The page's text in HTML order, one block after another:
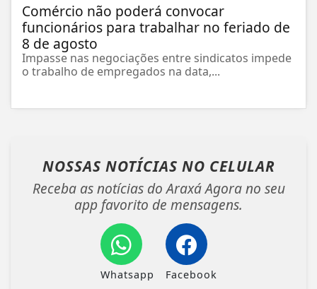
Comércio não poderá convocar
funcionários para trabalhar no feriado de
8 de agosto
Impasse nas negociações entre sindicatos impede
o trabalho de empregados na data,...
NOSSAS NOTÍCIAS NO CELULAR
Receba as notícias do Araxá Agora no seu
app favorito de mensagens.
Whatsapp Facebook